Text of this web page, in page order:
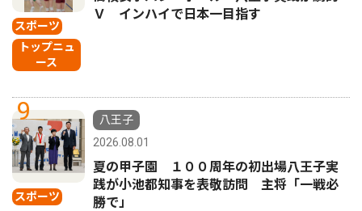
スポーツ
トップニュ
ース
Ｖ インハイで日本一目指す
9
スポーツ
八王子
2026.08.01
夏の甲子園 １００周年の初出場八王子実
践が小池都知事を表敬訪問 主将「一戦必
勝で」